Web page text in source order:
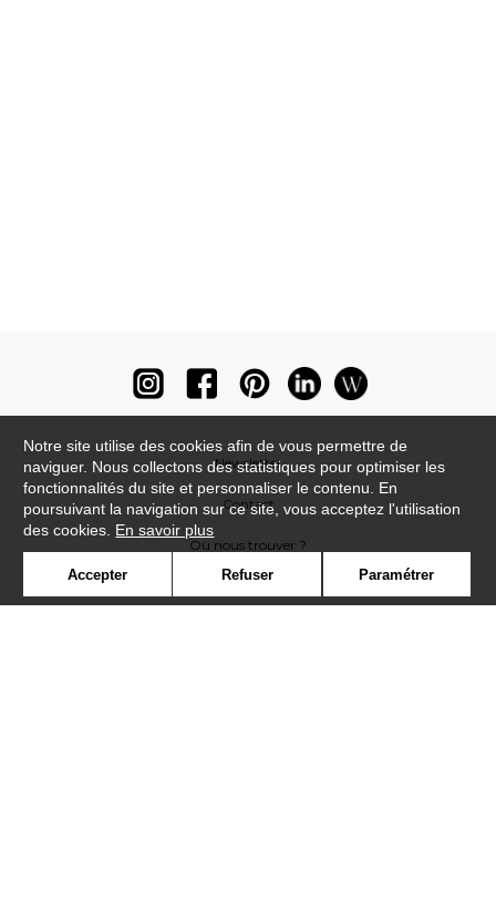
Newsletter
Contact
Où nous trouver ?
Notre site utilise des cookies afin de vous permettre de
naviguer. Nous collectons des statistiques pour optimiser les
fonctionnalités du site et personnaliser le contenu. En
poursuivant la navigation sur ce site, vous acceptez l'utilisation
des cookies. En savoir plus
Accepter Refuser Paramétrer